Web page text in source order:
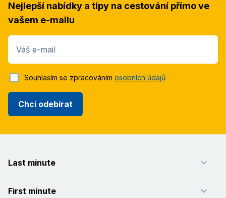
Nejlepší nabídky a tipy na cestování přímo ve
vašem e-mailu
Váš e-mail
Chci odebírat
Souhlasím se zpracováním osobních údajů
Last minute
First minute